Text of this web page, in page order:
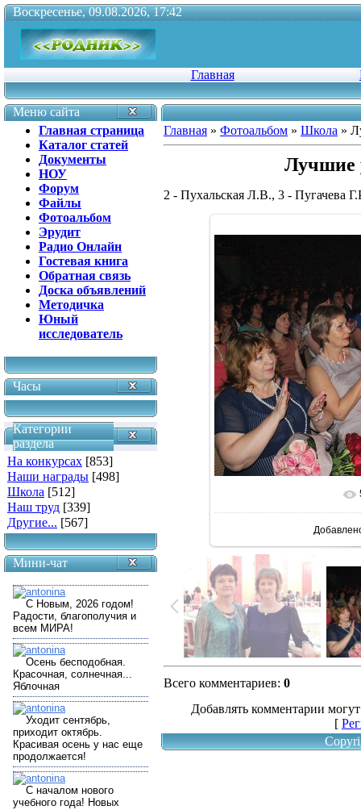
Воскресенье, 09.08.2026, 17:42
Главная
Меню сайта
Главная страница
Каталог статей
Документы
НОУ
Форум
Файлы
Фотоальбом
Эрудит
Радио Онлайн
Гостевая книга
Обратная связь
Доска объявлений
Методичка
Юный
исследователь
Часы
Категории
раздела
На конкурсах [853]
Наши награды [498]
Школа [512]
Наш труд [339]
Другие... [567]
Мини-чат
Главная » Фотоальбом » Школа »
Лучшие
2 - Пухальская Л.В., 3 - Пугачева
Всего комментариев: 0
Добавлять комментарии
[